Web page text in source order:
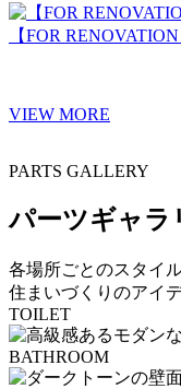
【FOR
VIEW MORE
PARTS GALLERY
パーツギャラ
各場所ごとのスタイ
住まいづくりのアイ
TOILET
BATHROOM